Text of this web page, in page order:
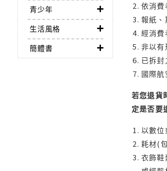
青少年
生活風格
簡體書
依消費
報紙、
經消費
非以
已拆
國際航
若您退貨
定是否要
以數位
耗材(
衣飾